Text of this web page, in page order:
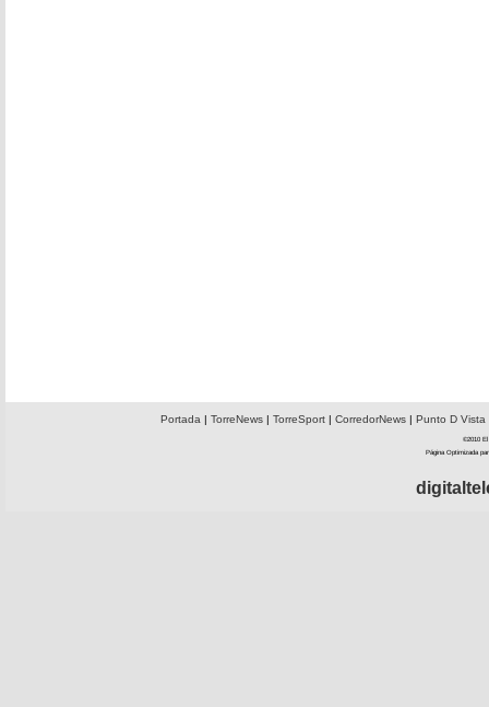
Portada | TorreNews| TorreSport| CorredorNews| Punto D Vista
©2010 El
Página Optimizada